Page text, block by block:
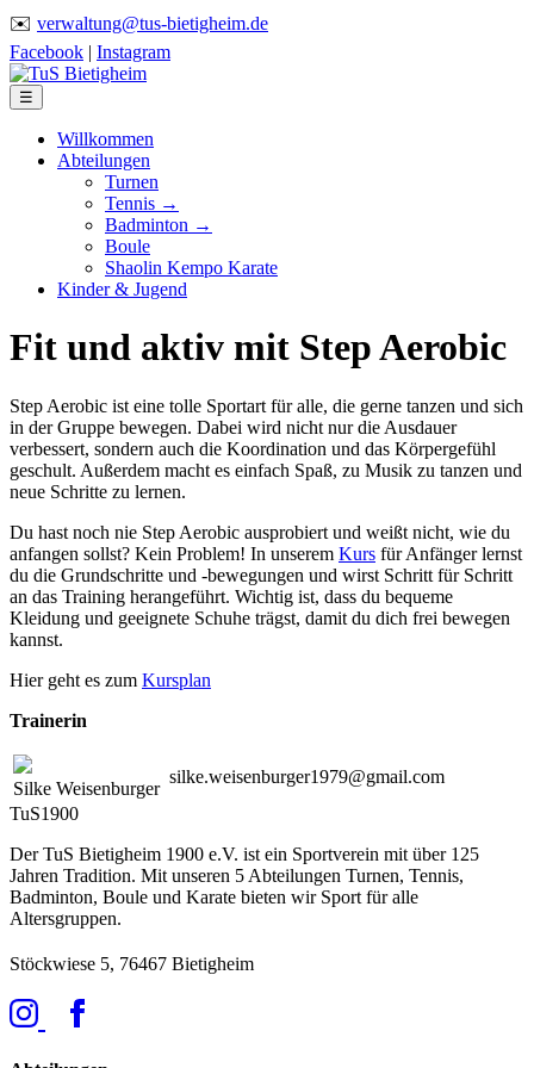
✉️ verwaltung@tus-bietigheim.de
Facebook | Instagram
☰
Willkommen
Abteilungen
Turnen
Tennis →
Badminton →
Boule
Shaolin Kempo Karate
Kinder & Jugend
Fit und aktiv mit Step Aerobic
Step Aerobic ist eine tolle Sportart für alle, die gerne tanzen und sich
in der Gruppe bewegen. Dabei wird nicht nur die Ausdauer
verbessert, sondern auch die Koordination und das Körpergefühl
geschult. Außerdem macht es einfach Spaß, zu Musik zu tanzen und
neue Schritte zu lernen.
Du hast noch nie Step Aerobic ausprobiert und weißt nicht, wie du
anfangen sollst? Kein Problem! In unserem Kurs für Anfänger lernst
du die Grundschritte und -bewegungen und wirst Schritt für Schritt
an das Training herangeführt. Wichtig ist, dass du bequeme
Kleidung und geeignete Schuhe trägst, damit du dich frei bewegen
kannst.
Hier geht es zum Kursplan
Trainerin
Silke Weisenburger
silke.weisenburger1979@gmail.com
TuS1900
Der TuS Bietigheim 1900 e.V. ist ein Sportverein mit über 125
Jahren Tradition. Mit unseren 5 Abteilungen Turnen, Tennis,
Badminton, Boule und Karate bieten wir Sport für alle
Altersgruppen.
Stöckwiese 5, 76467 Bietigheim